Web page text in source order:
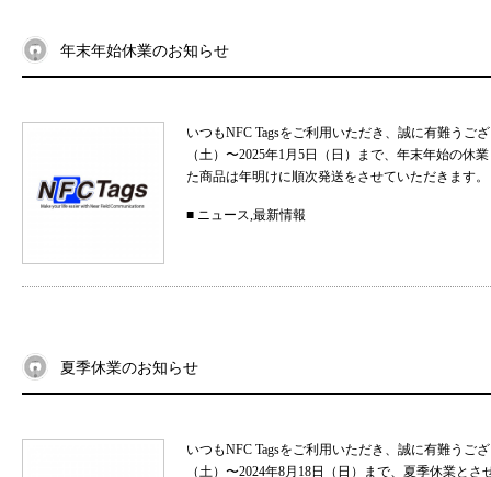
年末年始休業のお知らせ
いつもNFC Tagsをご利用いただき、誠に有難う
（土）〜2025年1月5日（日）まで、年末年始の
た商品は年明けに順次発送をさせていただきま
■ ニュース,最新情報
夏季休業のお知らせ
いつもNFC Tagsをご利用いただき、誠に有難う
（土）〜2024年8月18日（日）まで、夏季休業と